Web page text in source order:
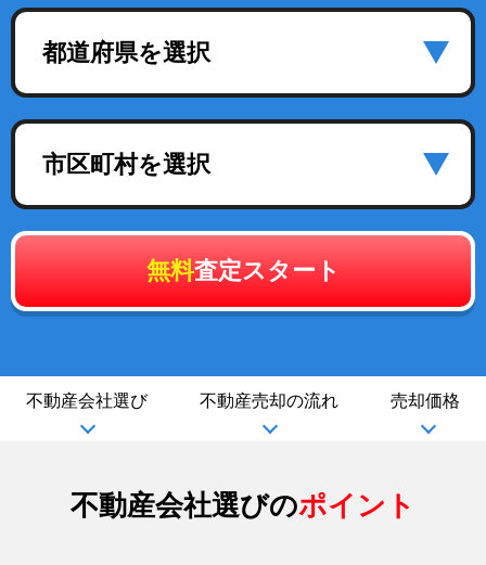
都道府県を選択
市区町村を選択
無料査定スタート
不動産会社選び 不動産売却の流れ 売却価格
不動産会社選びのポイント